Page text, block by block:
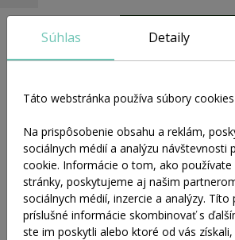
Mám záujem
Výber produktov
Stoly
Stoly s rozkladaním
Písacie stoly
Konferenčné stôly
Súhlas Detaily
Táto webstránka používa súbory cookies
Na prispôsobenie obsahu a reklám,
sociálnych médií a analýzu návštevnosti
cookie. Informácie o tom, ako používate
stránky, poskytujeme aj našim
sociálnych médií, inzercie a analýzy. Títo
príslušné informácie skombinovať s
ste im poskytli alebo ktoré od vás